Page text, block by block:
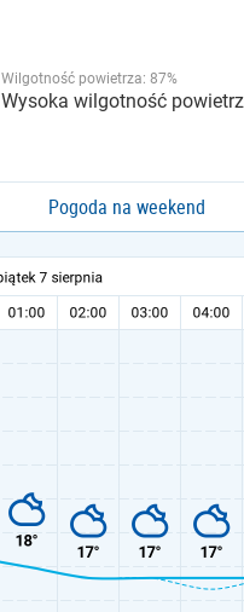
Wilgotność powietrza: 87%
Wysoka wilgotność
Pogoda na weekend